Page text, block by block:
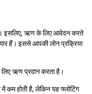
इसलिए, ऋण के लिए आवेदन करते
हैं। इससे आपकी लोन प्रक्रिया
ऋण प्रदान करता है।
कम होती है, लेकिन यह फ्लोटिंग